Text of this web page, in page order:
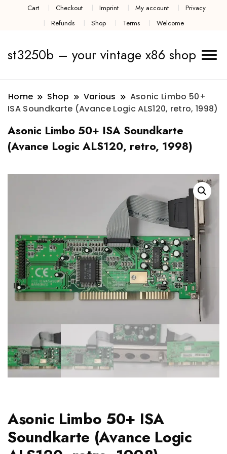
Cart Checkout Imprint My account
Privacy
Refunds
Shop Terms Welcome
st3250b – your vintage x86 shop
Home Shop Various
Asonic Limbo 50+
ISA Soundkarte (Avance Logic ALS120, retro, 1998)
Asonic Limbo 50+ ISA Soundkarte
(Avance Logic ALS120, retro, 1998)
Asonic Limbo 50+ ISA
Soundkarte (Avance Logic